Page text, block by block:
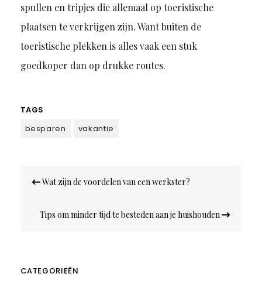
spullen en tripjes die allemaal op toeristische
plaatsen te verkrijgen zijn. Want buiten de
toeristische plekken is alles vaak een stuk
goedkoper dan op drukke routes.
TAGS
besparen
vakantie
navigatie
Wat zijn de voordelen van een werkster?
Tips om minder tijd te besteden aan je huishouden
CATEGORIEËN